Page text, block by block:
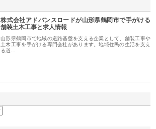
株式会社アドバンスロードが山形県鶴岡市で手がける
舗装土木工事と求人情報
山形県鶴岡市で地域の道路基盤を支える企業として、舗装工事や
土木工事を手がける専門会社があります。地域住民の生活を支え
る道…